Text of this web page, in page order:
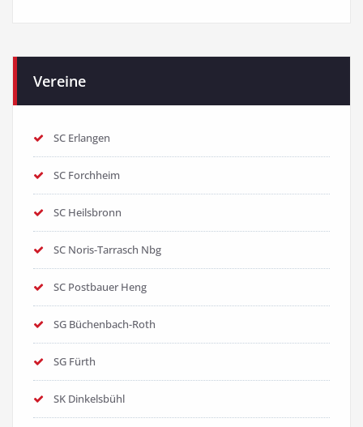
Vereine
SC Erlangen
SC Forchheim
SC Heilsbronn
SC Noris-Tarrasch Nbg
SC Postbauer Heng
SG Büchenbach-Roth
SG Fürth
SK Dinkelsbühl